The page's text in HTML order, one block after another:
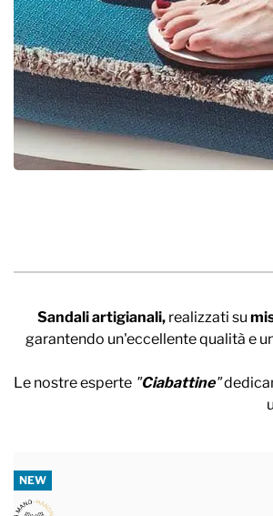
Sandali artigianali, realizzati su
garantendo un'eccellente qualità e
Le nostre esperte "Ciabattine"
NEW